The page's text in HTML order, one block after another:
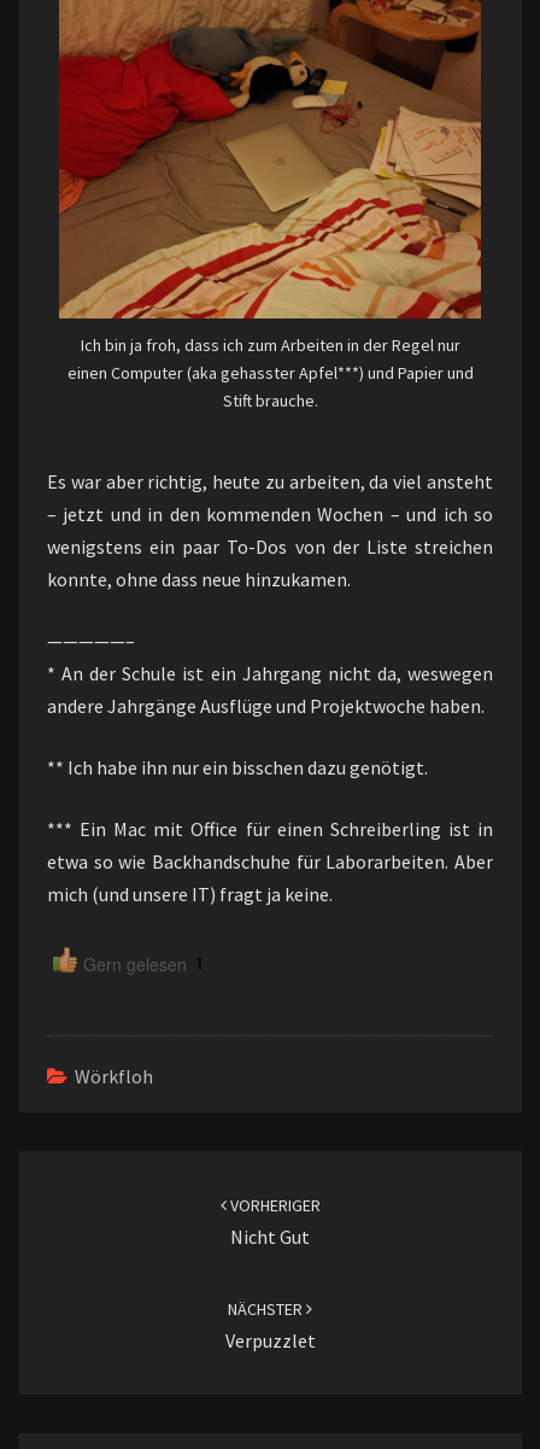
Ich bin ja froh, dass ich zum Arbeiten in der Regel nur
einen Computer (aka gehasster Apfel***) und Papier und
Stift brauche.
Es war aber richtig, heute zu arbeiten, da viel ansteht
– jetzt und in den kommenden Wochen – und ich so
wenigstens ein paar To-Dos von der Liste streichen
konnte, ohne dass neue hinzukamen.
—————–
* An der Schule ist ein Jahrgang nicht da, weswegen
andere Jahrgänge Ausflüge und Projektwoche haben.
** Ich habe ihn nur ein bisschen dazu genötigt.
*** Ein Mac mit Office für einen Schreiberling ist in
etwa so wie Backhandschuhe für Laborarbeiten. Aber
mich (und unsere IT) fragt ja keine.
Gern gelesen 1
Wörkfloh
VORHERIGER
Nicht Gut
NÄCHSTER
Verpuzzlet